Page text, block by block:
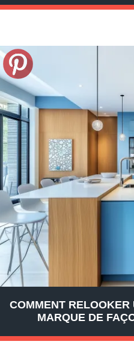
COMMENT RELOOKER
MARQUE DE